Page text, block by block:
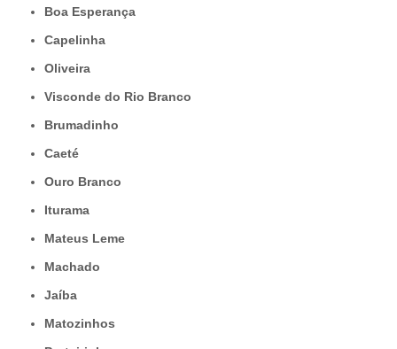
Boa Esperança
Capelinha
Oliveira
Visconde do Rio Branco
Brumadinho
Caeté
Ouro Branco
Iturama
Mateus Leme
Machado
Jaíba
Matozinhos